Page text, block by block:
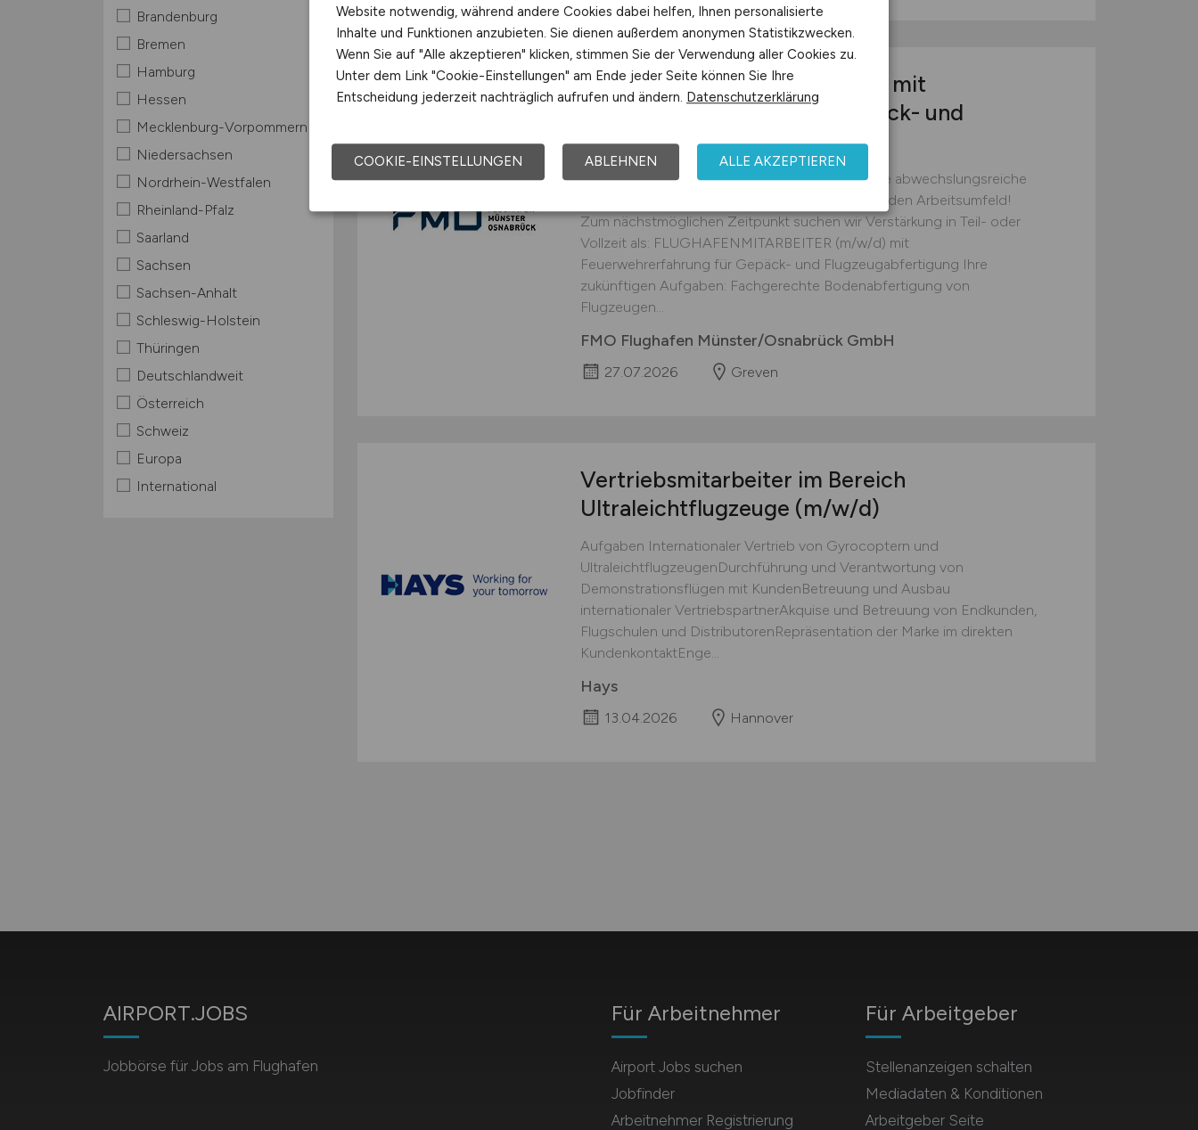
Brandenburg
Bremen
Hamburg
Hessen
Mecklenburg-Vorpommern
Niedersachsen
Nordrhein-Westfalen
Rheinland-Pfalz
Saarland
Sachsen
Sachsen-Anhalt
Schleswig-Holstein
Thüringen
Deutschlandweit
Österreich
Schweiz
Europa
International
Flughafenmitarbeiter
mit
Feuerwehrerfahrung für Gepäck- und
Flugzeugabfertigung
Kommen Sie ins #team FMO! Auf Sie wartet eine abwechslungsreiche
Tätigkeit in einem teamorientierten und spannenden Arbeitsumfeld!
Zum nächstmöglichen Zeitpunkt suchen wir Verstärkung in Teil- oder
Vollzeit als: FLUGHAFENMITARBEITER (m/w/d) mit
Feuerwehrerfahrung für Gepäck- und Flugzeugabfertigung Ihre
zukünftigen Aufgaben: Fachgerechte Bodenabfertigung von
Flugzeugen...
FMO Flughafen Münster/Osnabrück GmbH
27.07.2026 Greven
Vertriebsmitarbeiter im Bereich
Ultraleichtflugzeuge (m/w/d)
Aufgaben Internationaler Vertrieb von Gyrocoptern und
UltraleichtflugzeugenDurchführung und Verantwortung von
Demonstrationsflügen mit KundenBetreuung und Ausbau
internationaler VertriebspartnerAkquise und Betreuung von Endkunden,
Flugschulen und DistributorenRepräsentation der Marke im direkten
KundenkontaktEnge...
Hays
13.04.2026 Hannover
AIRPORT.JOBS
Jobbörse für Jobs am Flughafen
Für Arbeitnehmer
Airport Jobs suchen
Jobfinder
Arbeitnehmer Registrierung
Für Arbeitgeber
Stellenanzeigen schalten
Mediadaten & Konditionen
Arbeitgeber Seite
Website notwendig, während andere Cookies dabei helfen, Ihnen personalisierte
Inhalte und Funktionen anzubieten. Sie dienen außerdem anonymen Statistikzwecken.
Wenn Sie auf "Alle akzeptieren" klicken, stimmen Sie der Verwendung aller Cookies zu.
Unter dem Link "Cookie-Einstellungen" am Ende jeder Seite können Sie Ihre
Entscheidung jederzeit nachträglich aufrufen und ändern. Datenschutzerklärung
COOKIE-EINSTELLUNGEN ABLEHNEN ALLE AKZEPTIEREN